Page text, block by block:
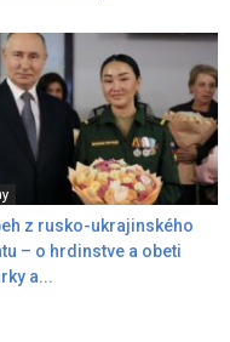
z rusko-ukrajinského
– o hrdinstve a obeti
a...